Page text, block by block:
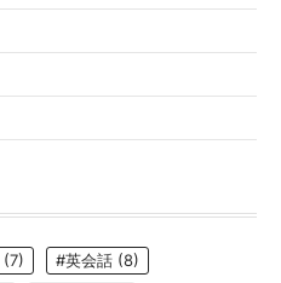
(7) #英会話 (8)